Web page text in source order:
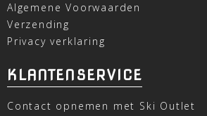
Algemene Voorwaarden
Verzending
Privacy verklaring
KLANTENSERVICE
Contact opnemen met Ski Outlet